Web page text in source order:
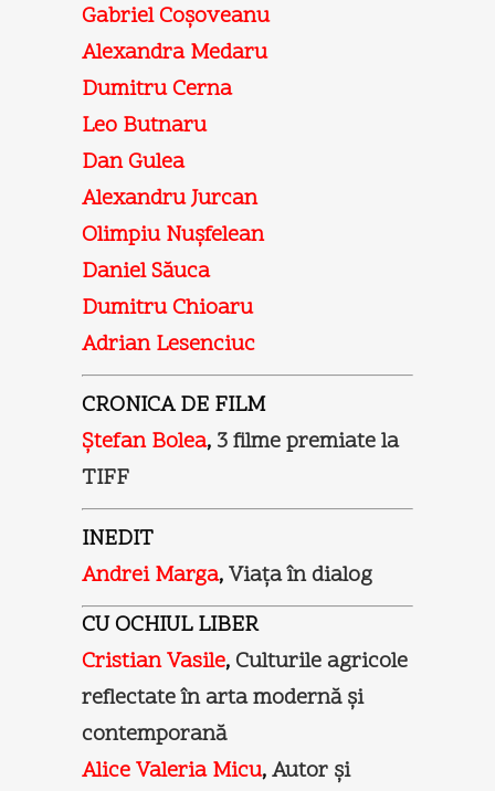
Gabriel Coşoveanu
Alexandra Medaru
Dumitru Cerna
Leo Butnaru
Dan Gulea
Alexandru Jurcan
Olimpiu Nuşfelean
Daniel Săuca
Dumitru Chioaru
Adrian Lesenciuc
CRONICA DE FILM
Ştefan Bolea, 3 filme premiate la
TIFF
INEDIT
Andrei Marga,Viaţa în dialog
CU OCHIUL LIBER
Cristian Vasile, Culturile agricole
reflectate în arta modernă şi
contemporană
Alice Valeria Micu,Autor şi